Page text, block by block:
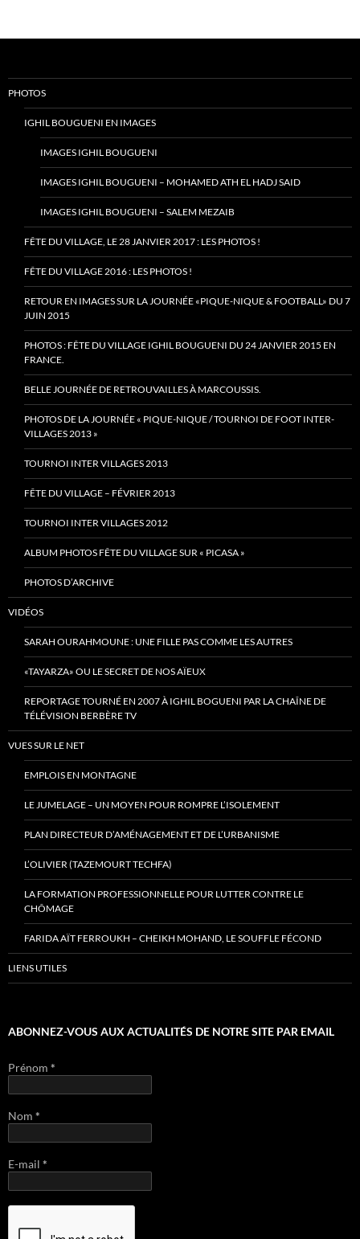
PHOTOS
IGHIL BOUGUENI EN IMAGES
IMAGES IGHIL BOUGUENI
IMAGES IGHIL BOUGUENI – MOHAMED ATH EL HADJ SAID
IMAGES IGHIL BOUGUENI – SALEM MEZAIB
FÊTE DU VILLAGE, LE 28 JANVIER 2017 : LES PHOTOS !
FÊTE DU VILLAGE 2016 : LES PHOTOS !
RETOUR EN IMAGES SUR LA JOURNÉE «PIQUE-NIQUE & FOOTBALL» DU 7
JUIN 2015
PHOTOS : FÊTE DU VILLAGE IGHIL BOUGUENI DU 24 JANVIER 2015 EN
FRANCE.
BELLE JOURNÉE DE RETROUVAILLES À MARCOUSSIS.
PHOTOS DE LA JOURNÉE « PIQUE-NIQUE / TOURNOI DE FOOT INTER-
VILLAGES 2013 »
TOURNOI INTER VILLAGES 2013
FÊTE DU VILLAGE – FÉVRIER 2013
TOURNOI INTER VILLAGES 2012
ALBUM PHOTOS FÊTE DU VILLAGE SUR « PICASA »
PHOTOS D’ARCHIVE
VIDÉOS
SARAH OURAHMOUNE : UNE FILLE PAS COMME LES AUTRES
«TAYARZA» OU LE SECRET DE NOS AÏEUX
REPORTAGE TOURNÉ EN 2007 À IGHIL BOGUENI PAR LA CHAÎNE DE
TÉLÉVISION BERBÈRE TV
VUES SUR LE NET
EMPLOIS EN MONTAGNE
LE JUMELAGE – UN MOYEN POUR ROMPRE L’ISOLEMENT
PLAN DIRECTEUR D’AMÉNAGEMENT ET DE L’URBANISME
L’OLIVIER (TAZEMOURT TECHFA)
LA FORMATION PROFESSIONNELLE POUR LUTTER CONTRE LE
CHÔMAGE
FARIDA AÏT FERROUKH – CHEIKH MOHAND, LE SOUFFLE FÉCOND
LIENS UTILES
ABONNEZ-VOUS AUX ACTUALITÉS DE NOTRE SITE PAR EMAIL
Prénom *
Nom *
E-mail *